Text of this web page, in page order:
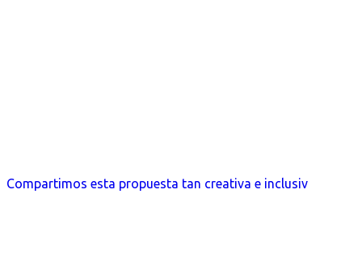
Compartimos esta propuesta tan creativa e inclusiv